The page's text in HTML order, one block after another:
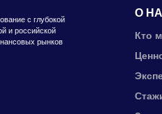
с глубокой
и российской
рынков
О
Кто